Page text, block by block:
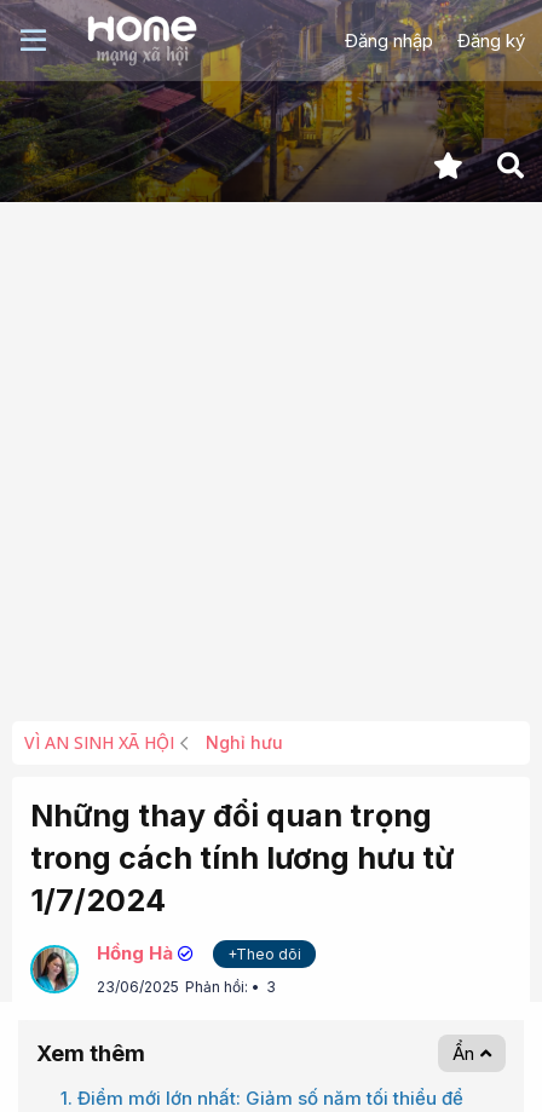
Đăng nhập Đăng ký
VÌ AN SINH XÃ HỘI Nghỉ hưu
Những thay đổi quan trọng
trong cách tính lương hưu từ
1/7/2024
Hồng Hà
+Theo dõi
23/06/2025 Phản hồi: 3
Xem thêm
Ẩn
1. Điểm mới lớn nhất: Giảm số năm tối thiểu để